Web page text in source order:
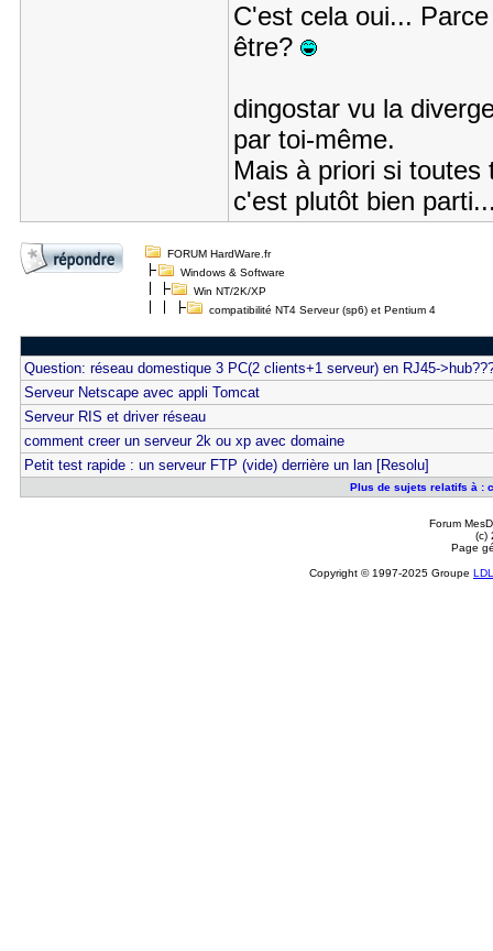
C'est cela oui...
être?
dingostar vu la
par toi-même.
Mais à priori si
c'est plutôt bien
FORUM HardWare.fr
Windows & Software
Win NT/2K/XP
compatibilité NT4 Serveur (sp6) et Pentium 4
Question: réseau domestique 3 PC(2 clients+1 serveur) en RJ45-
Serveur Netscape avec appli Tomcat
Serveur RIS et driver réseau
comment creer un serveur 2k ou xp avec domaine
Petit test rapide : un serveur FTP (vide) derrière un lan [Resolu]
Plus de sujets relatifs à :
Forum
(c)
Page
Copyright © 1997-2025 Groupe